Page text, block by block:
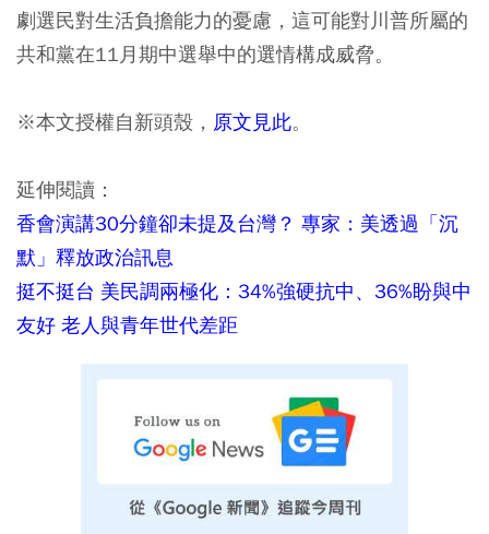
劇選民對生活負擔能力的憂慮，這可能對川普所屬的
共和黨在11月期中選舉中的選情構成威脅。
※本文授權自新頭殼， 原文見此。
延伸閱讀：
香會演講30分鐘卻未提及台灣？ 專家：美透過「沉
默」釋放政治訊息
挺不挺台 美民調兩極化：34%強硬抗中、36%盼與中
友好 老人與青年世代差距